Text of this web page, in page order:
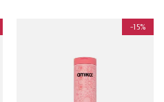
-15%